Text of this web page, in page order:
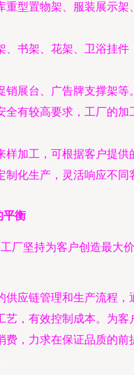
重型置物架、服装展示架
、书架、花架、卫浴挂件
销展台、广告牌支撑架等
全有较高要求，工厂的加
样加工，可根据客户提供
制化生产，灵活响应不同
平衡
厂坚持为客户创造最大价
供应链管理和生产流程，
艺，有效控制成本。为客
费，力求在保证品质的前